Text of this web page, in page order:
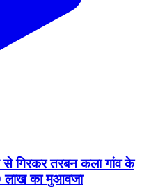
से गिरकर तरबन कला गांव के
लाख का मुआवजा